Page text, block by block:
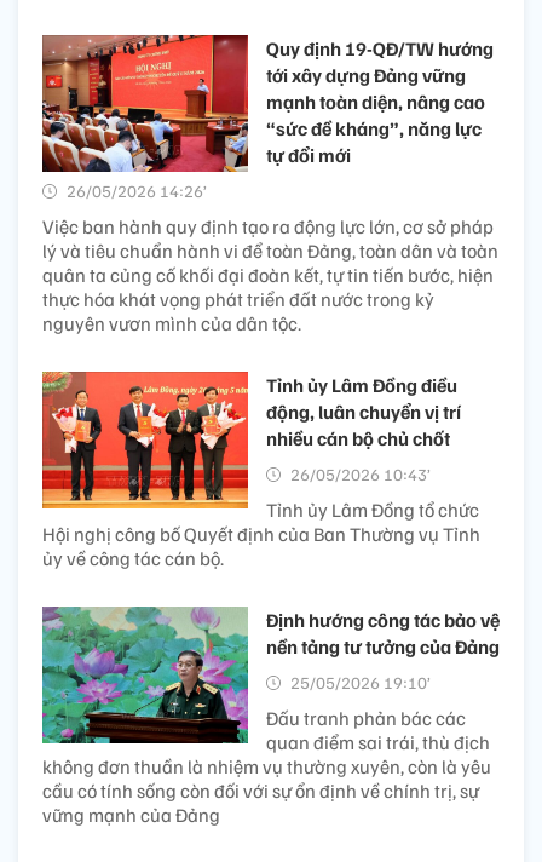
Quy định 19-QĐ/TW hướng
tới xây dựng Đảng vững
mạnh toàn diện, nâng cao
“sức đề kháng”, năng lực
tự đổi mới
26/05/2026 14:26’
Việc ban hành quy định tạo ra động lực lớn, cơ sở pháp
lý và tiêu chuẩn hành vi để toàn Đảng, toàn dân và toàn
quân ta củng cố khối đại đoàn kết, tự tin tiến bước, hiện
thực hóa khát vọng phát triển đất nước trong kỷ
nguyên vươn mình của dân tộc.
Tỉnh ủy Lâm Đồng điều
động, luân chuyển vị trí
nhiều cán bộ chủ chốt
26/05/2026 10:43’
Tỉnh ủy Lâm Đồng tổ chức
Hội nghị công bố Quyết định của Ban Thường vụ Tỉnh
ủy về công tác cán bộ.
Định hướng công tác bảo vệ
nền tảng tư tưởng của Đảng
25/05/2026 19:10’
Đấu tranh phản bác các
quan điểm sai trái, thù địch
không đơn thuần là nhiệm vụ thường xuyên, còn là yêu
cầu có tính sống còn đối với sự ổn định về chính trị, sự
vững mạnh của Đảng